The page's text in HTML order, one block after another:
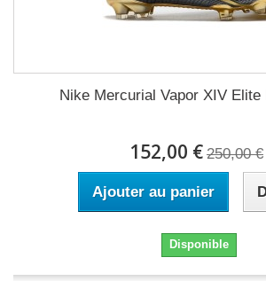
Nike Mercurial Vapor XIV Elite
152,00 € 250,00 €
Ajouter au panier
Disponible